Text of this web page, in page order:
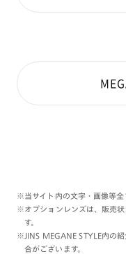
※当サイト内の文字・画像等全
※オプションレンズは、販売
す。
※JINS MEGANE STYLE内の
合がございます。